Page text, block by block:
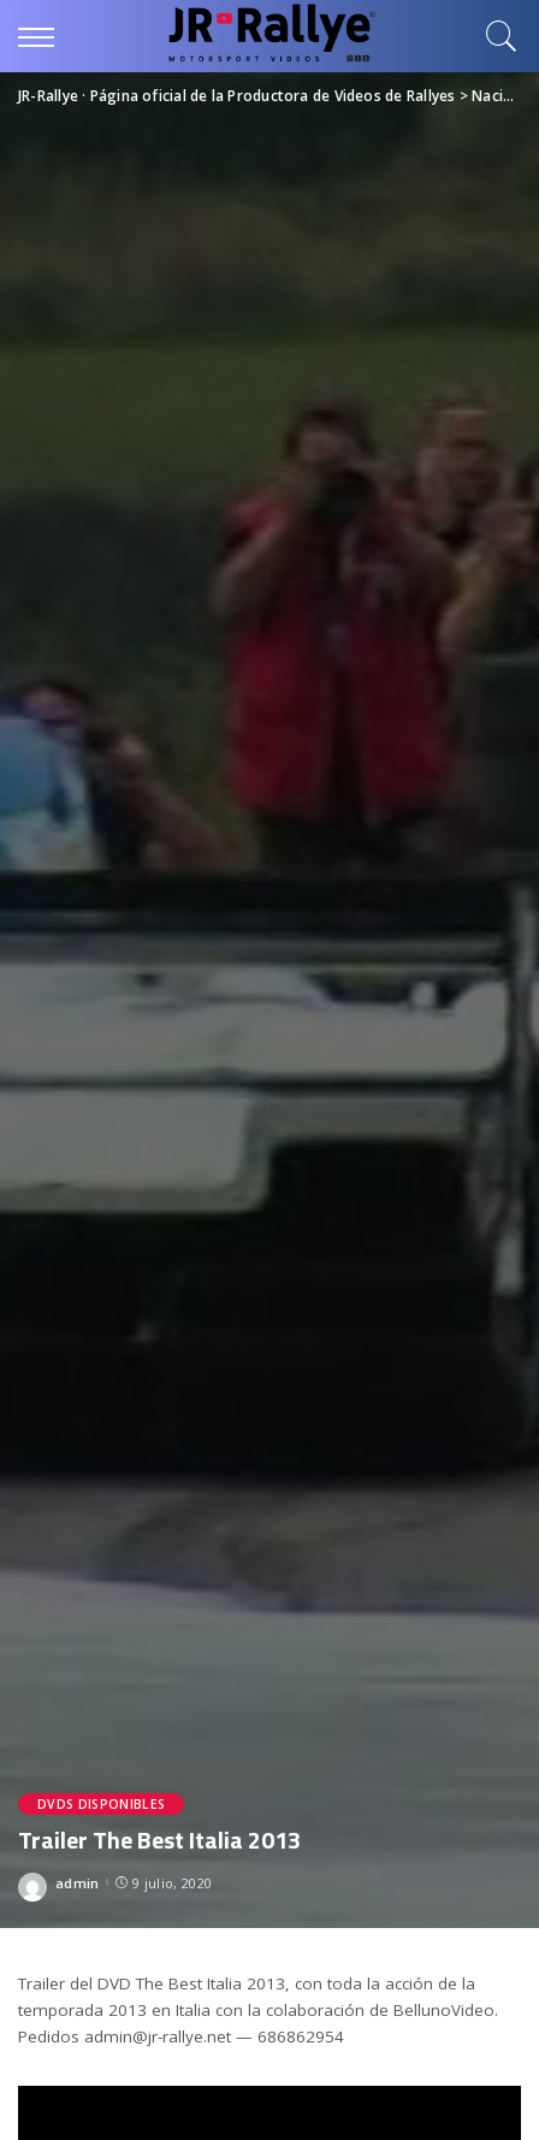
JR-Rallye · Página oficial de la Productora de Videos de Rallyes >Nacional
DVDS DISPONIBLES
Trailer The Best Italia 2013
Posted
admin 9 julio, 2020
Trailer del DVD The Best Italia 2013, con toda la acción de la
temporada 2013 en Italia con la colaboración de BellunoVideo.
Pedidos admin@jr-rallye.net — 686862954